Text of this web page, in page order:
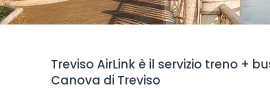
Treviso AirLink è il servizio treno +
Canova di Treviso